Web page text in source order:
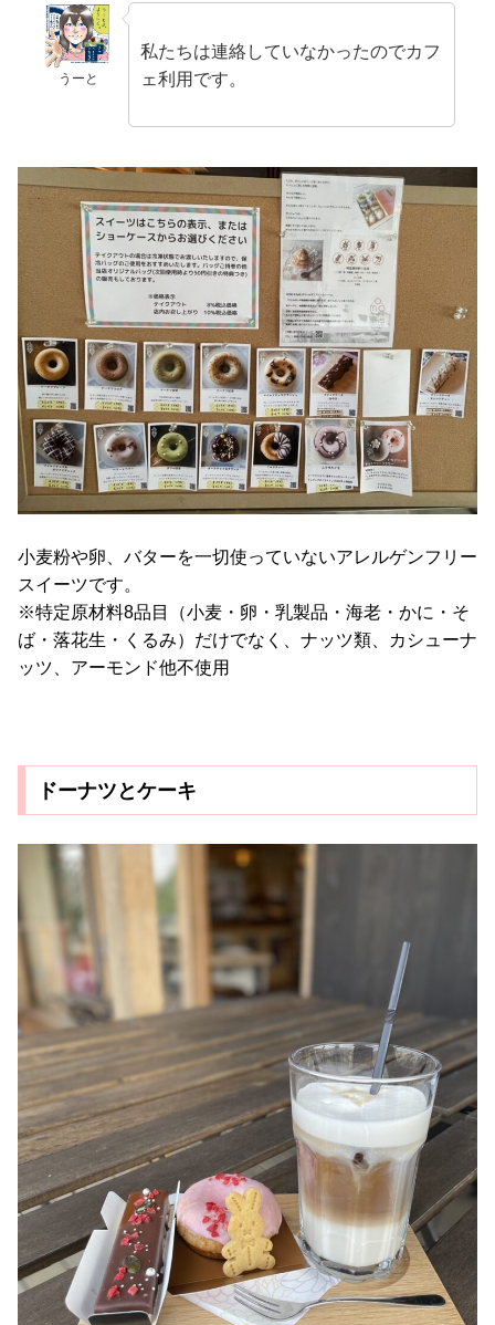
うーと
私たちは連絡していなかったのでカフ
ェ利用です。
小麦粉や卵、バターを一切使っていないアレルゲンフリー
スイーツです。
※特定原材料8品目（小麦・卵・乳製品・海老・かに・そ
ば・落花生・くるみ）だけでなく、ナッツ類、カシューナ
ッツ、アーモンド他不使用
ドーナツとケーキ